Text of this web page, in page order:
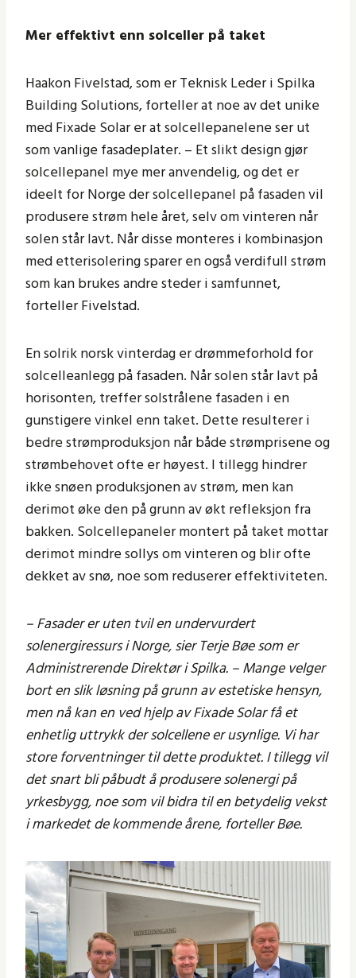
Mer effektivt enn solceller på taket
Haakon Fivelstad, som er Teknisk Leder i Spilka
Building Solutions, forteller at noe av det unike
med Fixade Solar er at solcellepanelene ser ut
som vanlige fasadeplater. – Et slikt design gjør
solcellepanel mye mer anvendelig, og det er
ideelt for Norge der solcellepanel på fasaden vil
produsere strøm hele året, selv om vinteren når
solen står lavt. Når disse monteres i kombinasjon
med etterisolering sparer en også verdifull strøm
som kan brukes andre steder i samfunnet,
forteller Fivelstad.
En solrik norsk vinterdag er drømmeforhold for
solcelleanlegg på fasaden. Når solen står lavt på
horisonten, treffer solstrålene fasaden i en
gunstigere vinkel enn taket. Dette resulterer i
bedre strømproduksjon når både strømprisene og
strømbehovet ofte er høyest. I tillegg hindrer
ikke snøen produksjonen av strøm, men kan
derimot øke den på grunn av økt refleksjon fra
bakken. Solcellepaneler montert på taket mottar
derimot mindre sollys om vinteren og blir ofte
dekket av snø, noe som reduserer effektiviteten.
– Fasader er uten tvil en undervurdert
solenergiressurs i Norge, sier Terje Bøe som er
Administrerende Direktør i Spilka. – Mange velger
bort en slik løsning på grunn av estetiske hensyn,
men nå kan en ved hjelp av Fixade Solar få et
enhetlig uttrykk der solcellene er usynlige. Vi har
store forventninger til dette produktet. I tillegg vil
det snart bli påbudt å produsere solenergi på
yrkesbygg, noe som vil bidra til en betydelig vekst
i markedet de kommende årene, forteller Bøe.